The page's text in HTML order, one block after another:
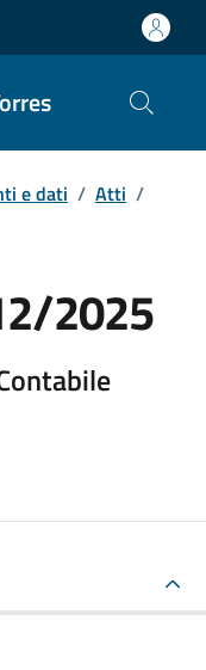
e dati / Atti /
2025